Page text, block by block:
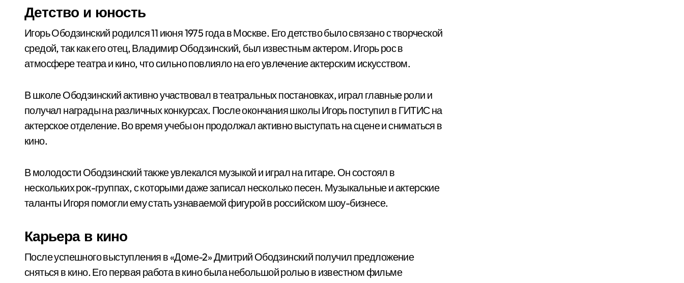
Детство и юность
Игорь Ободзинский родился 11 июня 1975 года в Москве. Его детство было связано с творческой
средой, так как его отец, Владимир Ободзинский, был известным актером. Игорь рос в
атмосфере театра и кино, что сильно повлияло на его увлечение актерским искусством.
В школе Ободзинский активно участвовал в театральных постановках, играл главные роли и
получал награды на различных конкурсах. После окончания школы Игорь поступил в ГИТИС на
актерское отделение. Во время учебы он продолжал активно выступать на сцене и сниматься в
кино.
В молодости Ободзинский также увлекался музыкой и играл на гитаре. Он состоял в
нескольких рок-группах, с которыми даже записал несколько песен. Музыкальные и актерские
таланты Игоря помогли ему стать узнаваемой фигурой в российском шоу-бизнесе.
Карьера в кино
После успешного выступления в «Доме-2» Дмитрий Ободзинский получил предложение
сняться в кино. Его первая работа в кино была небольшой ролью в известном фильме